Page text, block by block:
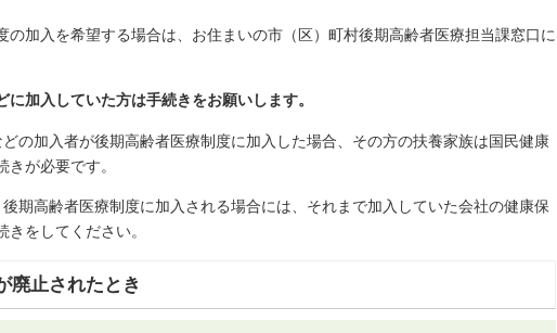
の加入を希望する場合は、お住まいの市（区）町村後期高齢者医療担当課窓口に
に加入していた方は手続きをお願いします。
の加入者が後期高齢者医療制度に加入した場合、その方の扶養家族は国民健康
が必要です。
期高齢者医療制度に加入される場合には、それまで加入していた会社の健康保
きをしてください。
廃止されたとき